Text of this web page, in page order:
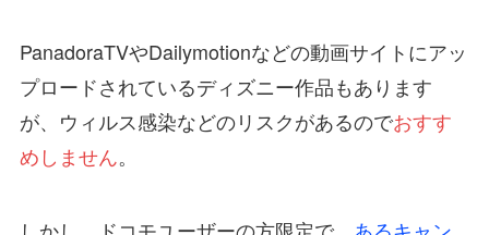
PanadoraTVやDailymotionなどの動画サイトにアッ
プロードされているディズニー作品もあります
が、ウィルス感染などのリスクがあるのでおすす
めしません。